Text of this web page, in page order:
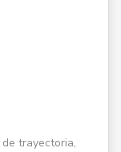
trayectoria,